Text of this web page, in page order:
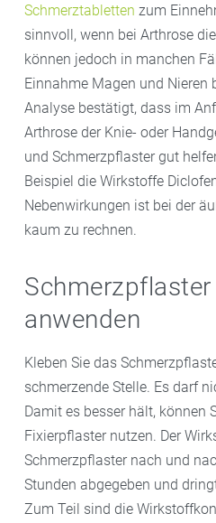
Schmerztabletten zum
sinnvoll, wenn bei Arthrose
können jedoch in manchen
Einnahme Magen und Nieren
Analyse bestätigt, dass im
Arthrose der Knie- oder
und Schmerzpflaster gut
Beispiel die Wirkstoffe
Nebenwirkungen ist bei der
kaum zu rechnen.
anwenden
Kleben Sie das
schmerzende Stelle. Es darf
Damit es besser hält, können
Fixierpflaster nutzen. Der
Schmerzpflaster nach und
Stunden abgegeben und
Zum Teil sind die